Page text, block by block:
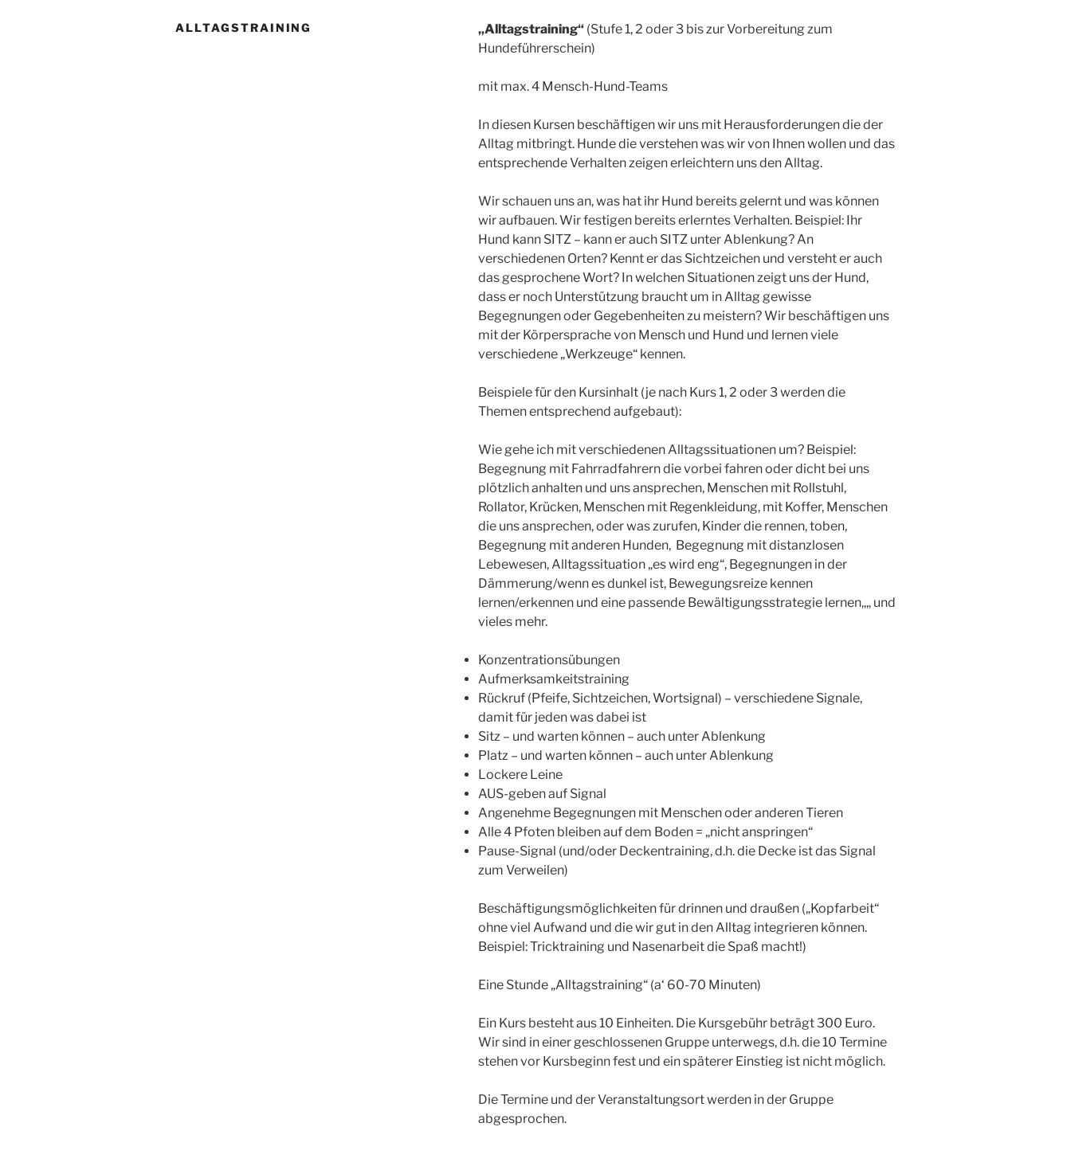
ALLTAGSTRAINING „Alltagstraining“(Stufe 1, 2 oder 3 bis zur Vorbereitung zum
Hundeführerschein)
mit max. 4 Mensch-Hund-Teams
In diesen Kursen beschäftigen wir uns mit Herausforderungen die der
Alltag mitbringt. Hunde die verstehen was wir von Ihnen wollen und das
entsprechende Verhalten zeigen erleichtern uns den Alltag.
Wir schauen uns an, was hat ihr Hund bereits gelernt und was können
wir aufbauen. Wir festigen bereits erlerntes Verhalten. Beispiel: Ihr
Hund kann SITZ – kann er auch SITZ unter Ablenkung? An
verschiedenen Orten? Kennt er das Sichtzeichen und versteht er auch
das gesprochene Wort? In welchen Situationen zeigt uns der Hund,
dass er noch Unterstützung braucht um in Alltag gewisse
Begegnungen oder Gegebenheiten zu meistern? Wir beschäftigen uns
mit der Körpersprache von Mensch und Hund und lernen viele
verschiedene „Werkzeuge“ kennen.
Beispiele für den Kursinhalt (je nach Kurs 1, 2 oder 3 werden die
Themen entsprechend aufgebaut):
Wie gehe ich mit verschiedenen Alltagssituationen um? Beispiel:
Begegnung mit Fahrradfahrern die vorbei fahren oder dicht bei uns
plötzlich anhalten und uns ansprechen, Menschen mit Rollstuhl,
Rollator, Krücken, Menschen mit Regenkleidung, mit Koffer, Menschen
die uns ansprechen, oder was zurufen, Kinder die rennen, toben,
Begegnung mit anderen Hunden, Begegnung mit distanzlosen
Lebewesen, Alltagssituation „es wird eng“, Begegnungen in der
Dämmerung/wenn es dunkel ist, Bewegungsreize kennen
lernen/erkennen und eine passende Bewältigungsstrategie lernen,,,, und
vieles mehr.
Konzentrationsübungen
Aufmerksamkeitstraining
Rückruf (Pfeife, Sichtzeichen, Wortsignal) – verschiedene Signale,
damit für jeden was dabei ist
Sitz – und warten können – auch unter Ablenkung
Platz – und warten können – auch unter Ablenkung
Lockere Leine
AUS-geben auf Signal
Angenehme Begegnungen mit Menschen oder anderen Tieren
Alle 4 Pfoten bleiben auf dem Boden = „nicht anspringen“
Pause-Signal (und/oder Deckentraining, d.h. die Decke ist das Signal
zum Verweilen)
Beschäftigungsmöglichkeiten für drinnen und draußen („Kopfarbeit“
ohne viel Aufwand und die wir gut in den Alltag integrieren können.
Beispiel: Tricktraining und Nasenarbeit die Spaß macht!)
Eine Stunde „Alltagstraining“ (a‘ 60-70 Minuten)
Ein Kurs besteht aus 10 Einheiten. Die Kursgebühr beträgt 300 Euro.
Wir sind in einer geschlossenen Gruppe unterwegs, d.h. die 10 Termine
stehen vor Kursbeginn fest und ein späterer Einstieg ist nicht möglich.
Die Termine und der Veranstaltungsort werden in der Gruppe
abgesprochen.